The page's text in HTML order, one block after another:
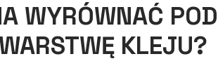
WYRÓWNAĆ
KLEJU?